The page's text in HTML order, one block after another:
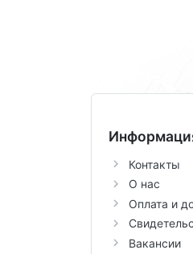
Контакты
О нас
Оплата и
Вакансии